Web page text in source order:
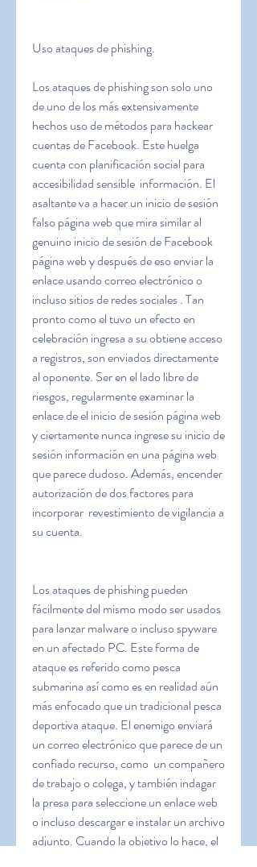
Uso ataques de phishing.
Los ataques de phishing son solo uno
de uno de los más extensivamente
hechos uso de métodos para hackear
cuentas de Facebook. Este huelga
cuenta con planificación social para
accesibilidad sensible  información. El
asaltante va a hacer un inicio de sesión
falso página web que mira similar al
genuino inicio de sesión de Facebook
página web y después de eso enviar la
enlace usando correo electrónico o
incluso sitios de redes sociales . Tan
pronto como el tuvo un efecto en
celebración ingresa a su obtiene acceso
a registros, son enviados directamente
al oponente. Ser en el lado libre de
riesgos, regularmente examinar la
enlace de el inicio de sesión página web
y ciertamente nunca ingrese su inicio de
sesión información en una página web
que parece dudoso. Además, encender
autorización de dos factores para
incorporar  revestimiento de vigilancia a
su cuenta.
Los ataques de phishing pueden
fácilmente del mismo modo ser usados
para lanzar malware o incluso spyware
en un afectado PC. Este forma de
ataque es referido como pesca
submarina así como es en realidad aún
más enfocado que un tradicional pesca
deportiva ataque. El enemigo enviará
un correo electrónico que parece de un
confiado recurso, como  un compañero
de trabajo o colega, y también indagar
la presa para seleccione un enlace web
o incluso descargar e instalar un archivo
adjunto. Cuando la objetivo lo hace, el